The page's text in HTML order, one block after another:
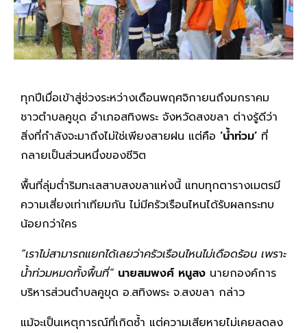
ทุกปีเมื่อเข้าสู่ช่วงระหว่างเดือนพฤศจิกายนถึงมกราคม
ชาวตำบลคูขุด อำเภอสทิงพระ จังหวัดสงขลา ต่างรู้ดีว่า
สิ่งที่กำลังจะมาถึงไม่ใช่เพียงสายฝน แต่คือ ‘น้ำท่วม’ ที่
กลายเป็นส่วนหนึ่งของชีวิต
พื้นที่ลุ่มต่ำริมทะเลสาบสงขลาแห่งนี้ แทบทุกตารางเมตรมี
ความเสี่ยงเท่าเทียมกัน ไม่มีครัวเรือนไหนได้รับผลกระทบ
น้อยกว่าใคร
“เราไม่สามารถแยกได้เลยว่าครัวเรือนไหนไม่เดือดร้อน เพราะ
น้ำท่วมหมดทั้งพื้นที่” นายสมพงศ์ หนูสง นายกองค์การ
บริหารส่วนตำบลคูขุด อ.สทิงพระ จ.สงขลา กล่าว
แม้จะเป็นเหตุการณ์ที่เกิดซ้ำ แต่ความเสียหายไม่เคยลดลง